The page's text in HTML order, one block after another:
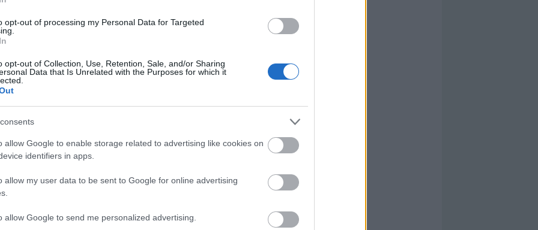
opt-out of processing my Personal Data for Targeted
opt-out of Collection, Use, Retention, Sale, and/or Sharing
Data that Is Unrelated with the Purposes for which it
allow Google to enable storage related to advertising like cookies on
identifiers in apps.
allow my user data to be sent to Google for online advertising
allow Google to send me personalized advertising.
podría realizar alguna rotación tras el partido del
en la defensa y Salva Sevilla en el centro del
de Kubo y Muriqi en el ataque. Si se decidiera a
se caería del once y Kang-In entraría en su
de menos de 4M en la 2ª vuelta
está cerca pero en Comunio nada está
vuelta con un valor de mercado inferior a los 4
euros. Varios porteros en el ranking.